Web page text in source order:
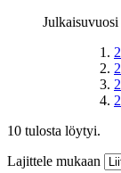
Julkaisuvuosi
10 tulosta löytyi.
Lajittele mukaan